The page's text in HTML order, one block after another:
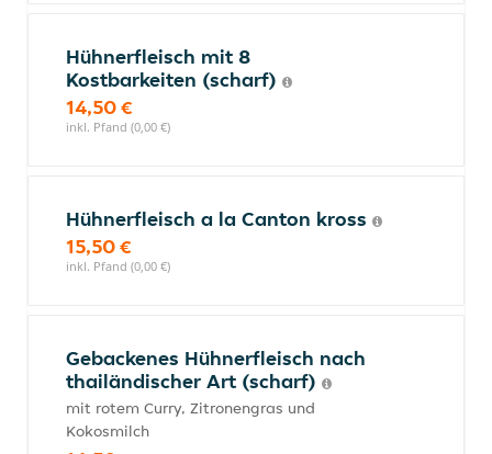
Hühnerfleisch mit 8
Kostbarkeiten (scharf)
14,50 €
inkl. Pfand (0,00 €)
Hühnerfleisch a la Canton kross
15,50 €
inkl. Pfand (0,00 €)
Gebackenes Hühnerfleisch nach
thailändischer Art (scharf)
mit rotem Curry, Zitronengras und
Kokosmilch